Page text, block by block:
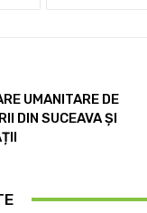
UMANITARE DE
DIN SUCEAVA ȘI